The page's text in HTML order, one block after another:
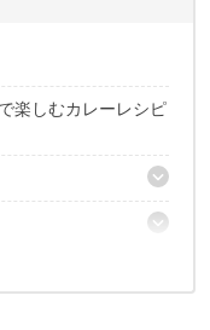
楽しむカレーレシピ